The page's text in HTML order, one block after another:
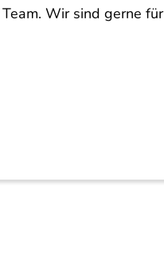
Wir sind gerne für